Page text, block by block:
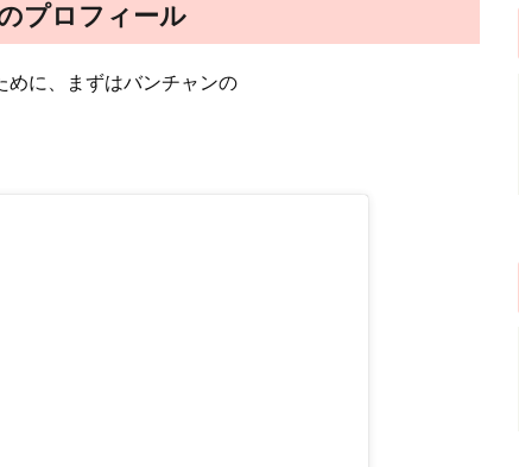
プロフィール
めに、まずはバンチャンの